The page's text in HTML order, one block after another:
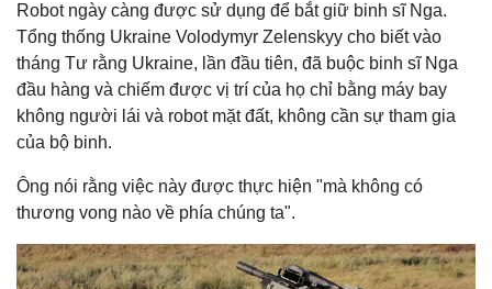
Robot ngày càng được sử dụng để bắt giữ binh sĩ Nga.
Tổng thống Ukraine Volodymyr Zelenskyy cho biết vào
tháng Tư rằng Ukraine, lần đầu tiên, đã buộc binh sĩ Nga
đầu hàng và chiếm được vị trí của họ chỉ bằng máy bay
không người lái và robot mặt đất, không cần sự tham gia
của bộ binh.
Ông nói rằng việc này được thực hiện "mà không có
thương vong nào về phía chúng ta".